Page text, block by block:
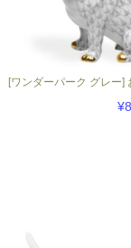
[ワンダーパーク グレー]